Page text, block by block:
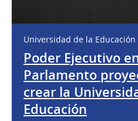
Universidad de la Educación
Poder Ejecutivo
Parlamento
crear la
Educación